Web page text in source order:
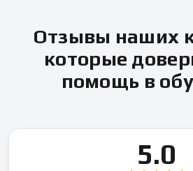
Отзывы наших
которые
помощь в
5.0